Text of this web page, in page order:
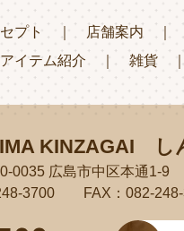
プト 店舗案内
アイテム紹介 ｜ 雑貨
KINZAGAI し
0035 広島市中区本通1-9
3700 FAX：082-248-